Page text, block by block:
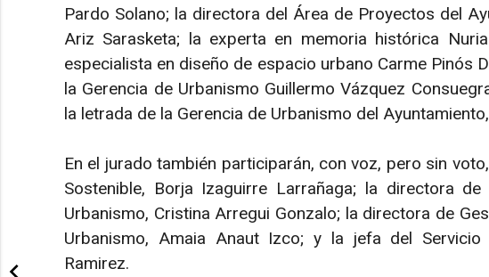
Pardo Solano; la directora del Área de Proyectos del
Ariz Sarasketa; la experta en memoria histórica
especialista en diseño de espacio urbano Carme Pinós
la Gerencia de Urbanismo Guillermo Vázquez
la letrada de la Gerencia de Urbanismo del
En el jurado también participarán, con voz, pero sin
Sostenible, Borja Izaguirre Larrañaga; la directora
Urbanismo, Cristina Arregui Gonzalo; la directora de
Urbanismo, Amaia Anaut Izco; y la jefa del Servicio
Ramirez.